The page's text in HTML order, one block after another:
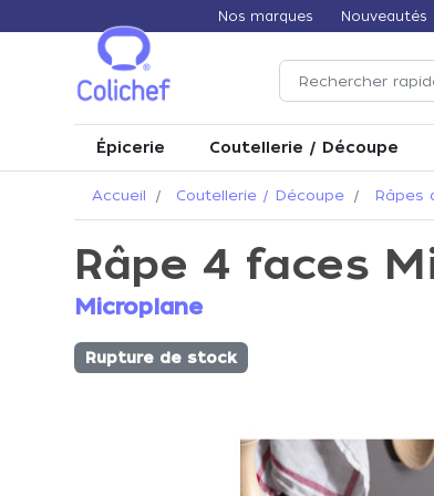
Nos marques Nouveautés
Épicerie Coutellerie / Découpe
Accueil Coutellerie / Découpe Râpes
Râpe 4 faces
Microplane
Rupture de stock